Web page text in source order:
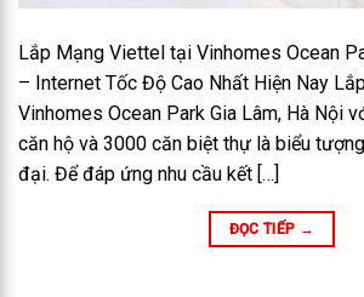
Lắp Mạng Viettel tại Vinhomes Ocean
– Internet Tốc Độ Cao Nhất Hiện Nay
Vinhomes Ocean Park Gia Lâm, Hà Nội
căn hộ và 3000 căn biệt thự là biểu
đại. Để đáp ứng nhu cầu kết […]
ĐỌC TIẾP →